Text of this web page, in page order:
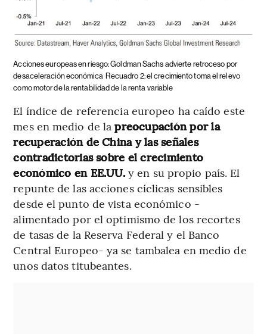
Acciones europeas en riesgo: Goldman Sachs advierte retroceso por
desaceleración económica Recuadro 2: el crecimiento toma el relevo
como motor de la rentabilidad de la renta variable
El índice de referencia europeo ha caído este
mes en medio de lapreocupación por la
recuperación de China y las señales
contradictorias sobre el crecimiento
económico en EE.UU.y en su propio país. El
repunte de las acciones cíclicas sensibles
desde el punto de vista económico -
alimentado por el optimismo de los recortes
de tasas de la Reserva Federal y el Banco
Central Europeo- ya se tambalea en medio de
unos datos titubeantes.